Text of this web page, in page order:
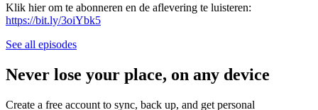
Klik hier om te abonneren en de aflevering te luisteren:
https://bit.ly/3oiYbk5
See all episodes
Never lose your place, on any device
Create a free account to sync, back up, and get personal